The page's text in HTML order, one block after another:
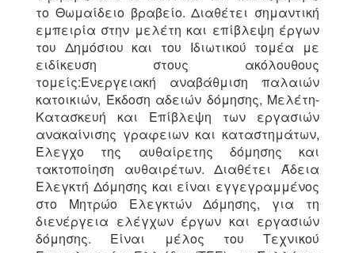
το Θωμαίδειο βραβείο. Διαθέτει σημαντική
εμπειρία στην μελέτη και επίβλεψη έργων
του Δημόσιου και του Ιδιωτικού τομέα με
ειδίκευση στους ακόλουθους
τομείς:Ενεργειακή αναβάθμιση παλαιών
κατοικιών, Έκδοση αδειών δόμησης, Μελέτη-
Κατασκευή και Επίβλεψη των εργασιών
ανακαίνισης γραφειων και καταστημάτων,
Έλεγχο της αυθαίρετης δόμησης και
τακτοποίηση αυθαιρέτων. Διαθέτει Άδεια
Ελεγκτή Δόμησης και είναι εγγεγραμμένος
στο Μητρώο Ελεγκτών Δόμησης, για τη
διενέργεια ελέγχων έργων και εργασιών
δόμησης. Είναι μέλος του Τεχνικού